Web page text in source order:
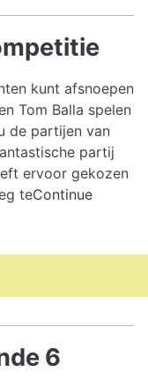
kunt afsnoepen
Tom Balla spelen
de partijen van
partij
ervoor gekozen
teContinue
6